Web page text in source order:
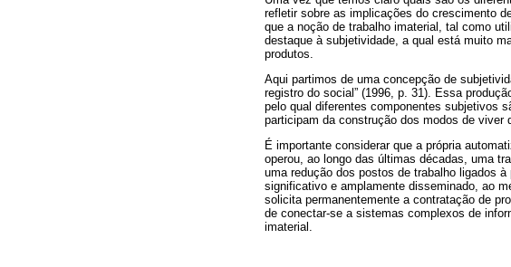
refletir sobre as implicações do crescimento
que a noção de trabalho imaterial, tal como
destaque à subjetividade, a qual está muito
produtos.
Aqui partimos de uma concepção de
registro do social” (1996, p. 31). Essa
pelo qual diferentes componentes subjetivos
participam da construção dos modos de viver
É importante considerar que a própria
operou, ao longo das últimas décadas, uma
uma redução dos postos de trabalho ligados
significativo e amplamente disseminado, ao
solicita permanentemente a contratação de
de conectar-se a sistemas complexos de
imaterial.